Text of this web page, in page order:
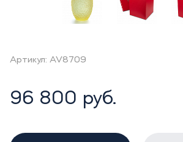
Артикул: AV8709
96 800 руб.